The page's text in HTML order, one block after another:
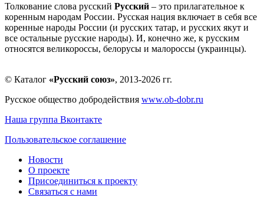
Толкование слова русский Русский – это прилагательное к
коренным народам России. Русская нация включает в себя все
коренные народы России (и русских татар, и русских якут и
все остальные русские народы). И, конечно же, к русским
относятся великороссы, белорусы и малороссы (украинцы).
© Каталог «Русский союз», 2013-2026 гг.
Русское общество добродействия www.ob-dobr.ru
Наша группа Вконтакте
Пользовательское соглашение
Новости
О проекте
Присоединиться к проекту
Связаться с нами